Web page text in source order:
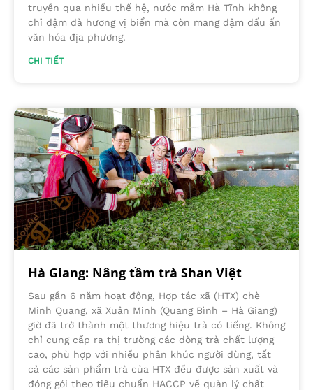
truyền qua nhiều thế hệ, nước mắm Hà Tĩnh không
chỉ đậm đà hương vị biển mà còn mang đậm dấu ấn
văn hóa địa phương.
CHI TIẾT
Hà Giang: Nâng tầm trà Shan Việt
Sau gần 6 năm hoạt động, Hợp tác xã (HTX) chè
Minh Quang, xã Xuân Minh (Quang Bình – Hà Giang)
giờ đã trở thành một thương hiệu trà có tiếng. Không
chỉ cung cấp ra thị trường các dòng trà chất lượng
cao, phù hợp với nhiều phân khúc người dùng, tất
cả các sản phẩm trà của HTX đều được sản xuất và
đóng gói theo tiêu chuẩn HACCP về quản lý chất